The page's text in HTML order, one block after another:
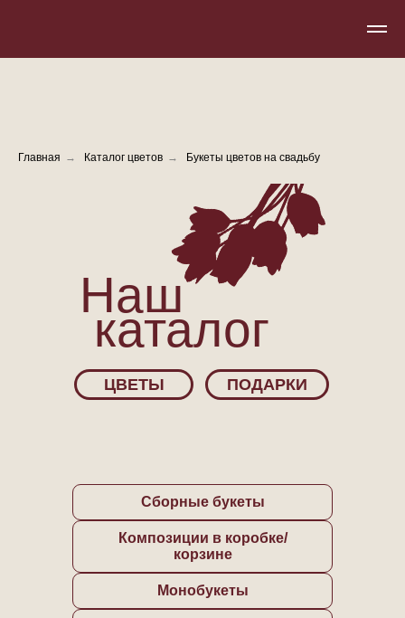
Главная → Каталог цветов → Букеты цветов на свадьбу
ПОДАРКИ
ЦВЕТЫ
Наш
каталог
Сборные букеты
Композиции в коробке/
корзине
Монобукеты